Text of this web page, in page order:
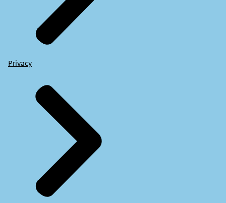
Privacy